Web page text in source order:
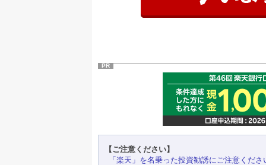
PR
【ご注意ください】
「楽天」を名乗った投資勧誘にご注意くださ